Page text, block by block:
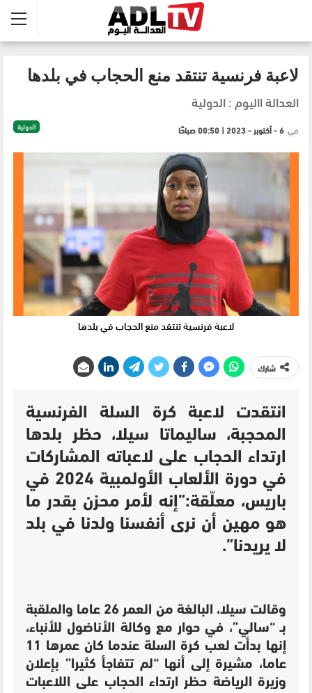
لاعبة فرنسية تنتقد منع الحجاب في بلدها
العدالة االيوم : الدولية
الدولية في 6 - أكتوبر - 2023 | 00:50 صباحًا
لاعبة فرنسية تنتقد منع الحجاب في بلدها
شارك
انتقدت لاعبة كرة السلة الفرنسية
المحجبة، ساليماتا سيلا، حظر بلدها
ارتداء الحجاب على لاعباته المشاركات
في دورة الألعاب الأولمبية 2024 في
باريس، معلّقة:”إنه لأمر محزن بقدر ما
هو مهين أن نرى أنفسنا ولدنا في بلد
لا يريدنا”.
وقالت سيلا، البالغة من العمر 26 عاما والملقبة
بـ “سالي”، في حوار مع وكالة الأناضول للأنباء،
إنها بدأت لعب كرة السلة عندما كان عمرها 11
عاما، مشيرة إلى أنها “لم تتفاجأ كثيرا” بإعلان
وزيرة الرياضة حظر ارتداء الحجاب على اللاعبات